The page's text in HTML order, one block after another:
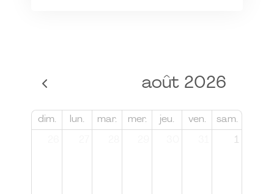
août 2026
dim. lun. mar. mer. jeu. ven. sam.
1